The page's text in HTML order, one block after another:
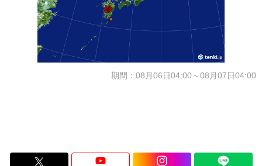
期間：08月06日04:00～08月07日04:00